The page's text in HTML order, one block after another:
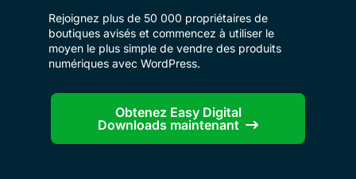
Rejoignez plus de 50 000 propriétaires de
boutiques avisés et commencez à utiliser le
moyen le plus simple de vendre des produits
numériques avec WordPress.
Obtenez Easy Digital
Downloads maintenant